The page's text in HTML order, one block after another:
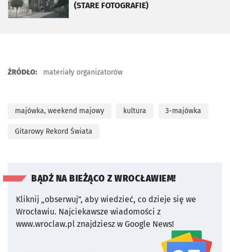
(STARE FOTOGRAFIE)
ŹRÓDŁO: materiały organizatorów
majówka, weekend majowy kultura 3-majówka
Gitarowy Rekord Świata
BĄDŹ NA BIEŻĄCO Z WROCŁAWIEM!
Kliknij „obserwuj”, aby wiedzieć, co dzieje się we
Wrocławiu. Najciekawsze wiadomości z
www.wroclaw.pl znajdziesz w Google News!